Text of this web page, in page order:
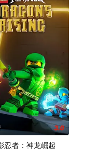
3.0
忍者：神龙崛起